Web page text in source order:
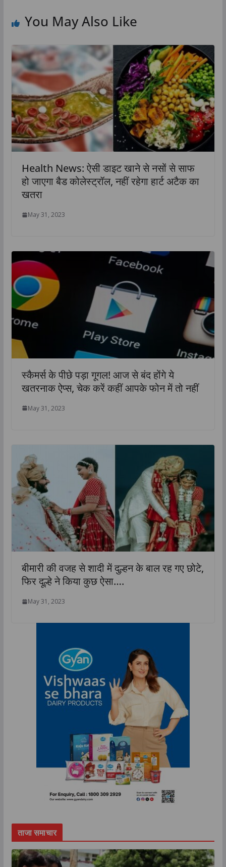
You May Also Like
Health News: ऐसी डाइट खाने से नसों से साफ
हो जाएगा बैड कोलेस्ट्रॉल, नहीं रहेगा हार्ट अटैक का
खतरा
May 31, 2023
स्कैमर्स के पीछे पड़ा गूगल! आज से बंद होंगे ये
खतरनाक ऐप्स, चेक करें कहीं आपके फोन में तो नहीं
May 31, 2023
बीमारी की वजह से शादी में दुल्हन के बाल रह गए छोटे,
फिर दूल्हे ने किया कुछ ऐसा….
May 31, 2023
ताजा समाचार